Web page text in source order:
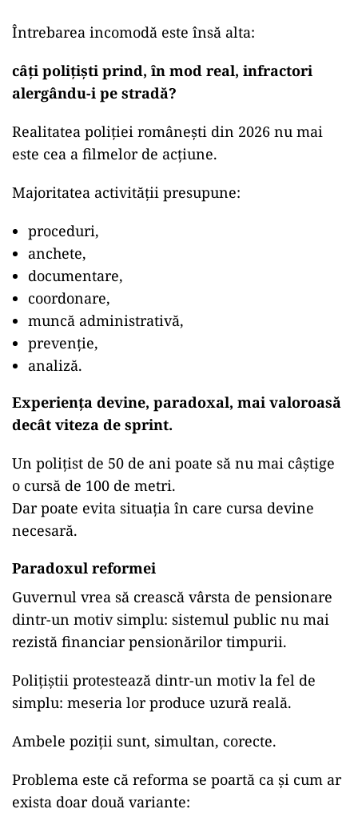
Întrebarea incomodă este însă alta:
câți polițiști prind, în mod real, infractori
alergându-i pe stradă?
Realitatea poliției românești din 2026 nu mai
este cea a filmelor de acțiune.
Majoritatea activității presupune:
proceduri,
anchete,
documentare,
coordonare,
muncă administrativă,
prevenție,
analiză.
Experiența devine, paradoxal, mai valoroasă
decât viteza de sprint.
Un polițist de 50 de ani poate să nu mai câștige
o cursă de 100 de metri.
Dar poate evita situația în care cursa devine
necesară.
Paradoxul reformei
Guvernul vrea să crească vârsta de pensionare
dintr-un motiv simplu: sistemul public nu mai
rezistă financiar pensionărilor timpurii.
Polițiștii protestează dintr-un motiv la fel de
simplu: meseria lor produce uzură reală.
Ambele poziții sunt, simultan, corecte.
Problema este că reforma se poartă ca și cum ar
exista doar două variante: